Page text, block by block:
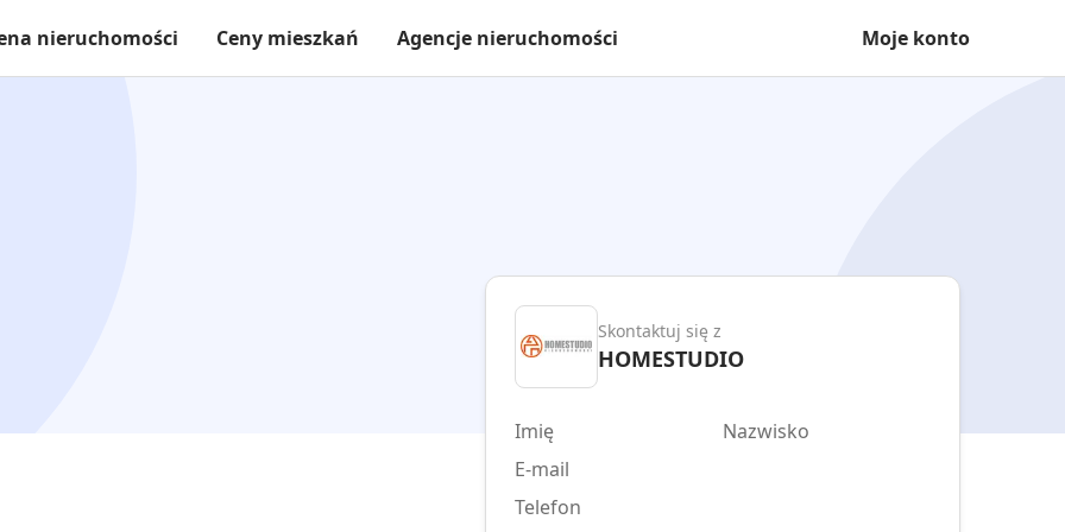
nieruchomości Ceny mieszkań Agencje nieruchomości Moje konto
Skontaktuj się z
HOMESTUDIO